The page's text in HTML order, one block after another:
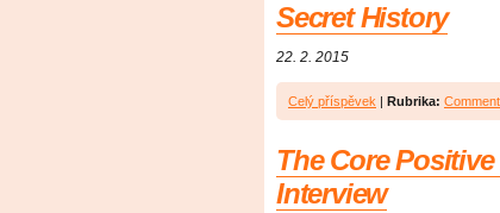
Secret History
22. 2. 2015
Celý příspěvek | Rubrika:
The Core
Interview